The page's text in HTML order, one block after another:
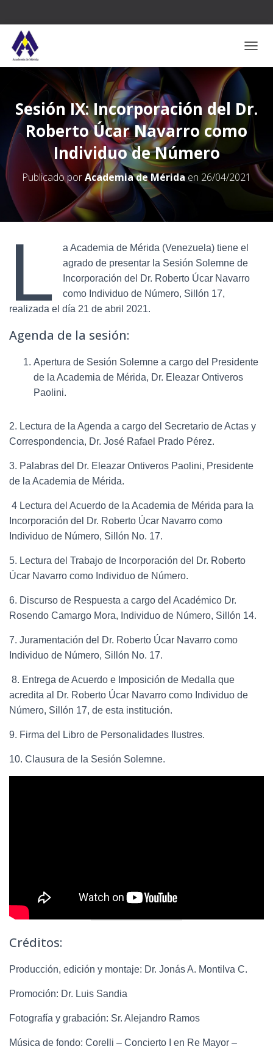
Sesión IX: Incorporación del Dr.
Roberto Úcar Navarro como
Individuo de Número
Publicado porAcademia de Mérida en 26/04/2021
L
a Academia de Mérida (Venezuela) tiene el
agrado de presentar la Sesión Solemne de
Incorporación del Dr. Roberto Úcar Navarro
como Individuo de Número, Sillón 17,
realizada el día 21 de abril 2021.
Agenda de la sesión:
Apertura de Sesión Solemne a cargo del Presidente
de la Academia de Mérida, Dr. Eleazar Ontiveros
Paolini.
2. Lectura de la Agenda a cargo del Secretario de Actas y
Correspondencia, Dr. José Rafael Prado Pérez.
3. Palabras del Dr. Eleazar Ontiveros Paolini, Presidente
de la Academia de Mérida.
4 Lectura del Acuerdo de la Academia de Mérida para la
Incorporación del Dr. Roberto Úcar Navarro como
Individuo de Número, Sillón No. 17.
5. Lectura del Trabajo de Incorporación del Dr. Roberto
Úcar Navarro como Individuo de Número.
6. Discurso de Respuesta a cargo del Académico Dr.
Rosendo Camargo Mora, Individuo de Número, Sillón 14.
7. Juramentación del Dr. Roberto Úcar Navarro como
Individuo de Número, Sillón No. 17.
8. Entrega de Acuerdo e Imposición de Medalla que
acredita al Dr. Roberto Úcar Navarro como Individuo de
Número, Sillón 17, de esta institución.
9. Firma del Libro de Personalidades Ilustres.
10. Clausura de la Sesión Solemne.
Créditos:
Producción, edición y montaje: Dr. Jonás A. Montilva C.
Promoción: Dr. Luis Sandia
Fotografía y grabación: Sr. Alejandro Ramos
Música de fondo: Corelli – Concierto I en Re Mayor –